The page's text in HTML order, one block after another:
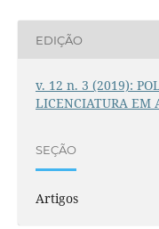
EDIÇÃO
v. 12 n. 3 (2019):
LICENCIATURA EM
SEÇÃO
Artigos